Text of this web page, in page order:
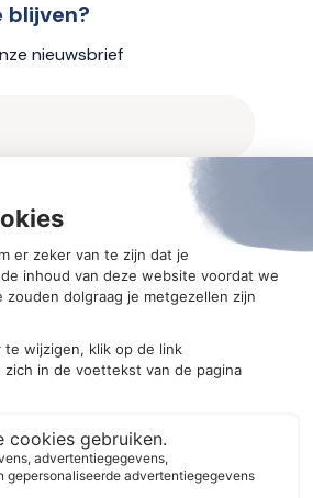
blijven?
nieuwsbrief
en cookieverklaring